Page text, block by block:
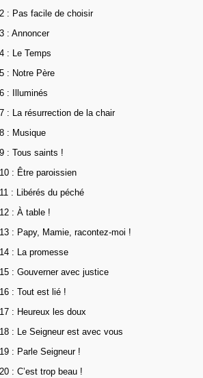
: Pas facile de choisir
: Annoncer
: Le Temps
: Notre Père
: Illuminés
: La résurrection de la chair
: Musique
: Tous saints !
: Être paroissien
: Libérés du péché
: À table !
: Papy, Mamie, racontez-moi !
: La promesse
: Gouverner avec justice
: Tout est lié !
: Heureux les doux
: Le Seigneur est avec vous
: Parle Seigneur !
: C’est trop beau !